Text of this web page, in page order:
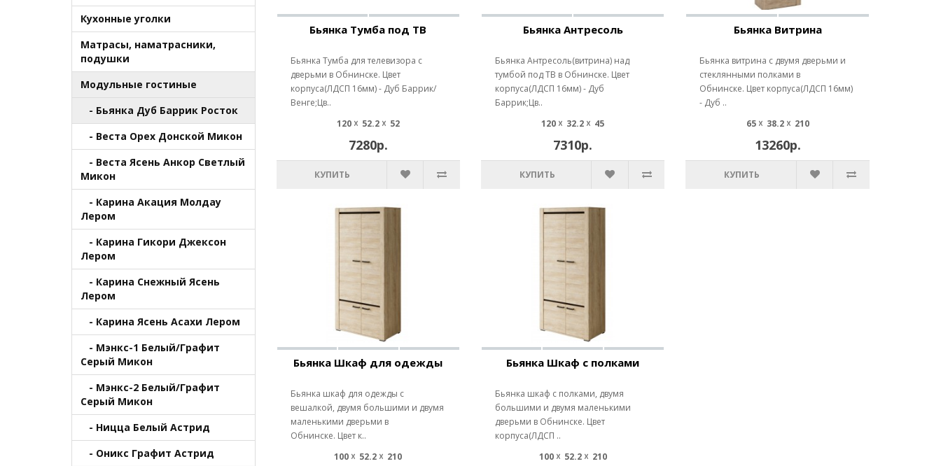
Кухонные уголки
Матрасы, наматрасники,
подушки
Модульные гостиные
- Бьянка Дуб Баррик Росток
- Веста Орех Донской Микон
- Веста Ясень Анкор Светлый
Микон
- Карина Акация Молдау
Лером
- Карина Гикори Джексон
Лером
- Карина Снежный Ясень
Лером
- Карина Ясень Асахи Лером
- Мэнкс-1 Белый/Графит
Серый Микон
- Мэнкс-2 Белый/Графит
Серый Микон
- Ницца Белый Астрид
- Оникс Графит Астрид
Бьянка Тумба под ТВ
Бьянка Тумба для телевизора с
дверьми в Обнинске. Цвет
корпуса(ЛДСП 16мм) - Дуб Баррик/
Венге;Цв..
120 ☓ 52.2 ☓ 52
7280р.
КУПИТЬ
Бьянка Антресоль
Бьянка Антресоль(витрина) над
тумбой под ТВ в Обнинске. Цвет
корпуса(ЛДСП 16мм) - Дуб
Баррик;Цв..
120 ☓ 32.2 ☓ 45
7310р.
КУПИТЬ
Бьянка Витрина
Бьянка витрина с двумя дверьми и
стеклянными полками в
Обнинске. Цвет корпуса(ЛДСП 16мм)
- Дуб ..
65 ☓ 38.2 ☓ 210
13260р.
КУПИТЬ
Бьянка Шкаф для одежды
Бьянка шкаф для одежды с
вешалкой, двумя большими и двумя
маленькими дверьми в
Обнинске. Цвет к..
100 ☓ 52.2 ☓ 210
Бьянка Шкаф с полками
Бьянка шкаф с полками, двумя
большими и двумя маленькими
дверьми в Обнинске. Цвет
корпуса(ЛДСП ..
100 ☓ 52.2 ☓ 210